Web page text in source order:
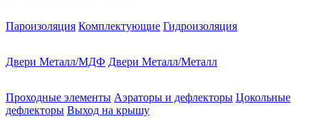
Пароизоляция Комплектующие Гидроизоляция
Двери Металл/МДФ Двери Металл/Металл
Проходные элементы Аэраторы и дефлекторы Цокольные
дефлекторы Выход на крышу